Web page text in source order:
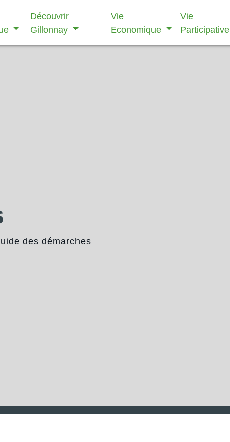
Découvrir
Gillonnay
Vie
Economique
Vie
Participative
des démarches